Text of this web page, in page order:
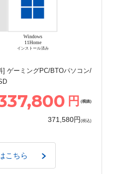
Windows
11Home
インストール済み
] ゲーミングPC/BTOパソコン/
円 (税抜)
371,580円 (税込)
こちら